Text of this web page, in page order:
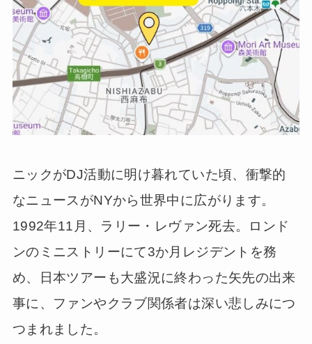
ニックがDJ活動に明け暮れていた頃、衝撃的
なニュースがNYから世界中に広がります。
1992年11月、ラリー・レヴァン死去。ロンド
ンのミニストリーにて3か月レジデントを務
め、日本ツアーも大盛況に終わった矢先の出来
事に、ファンやクラブ関係者は深い悲しみにつ
つまれました。